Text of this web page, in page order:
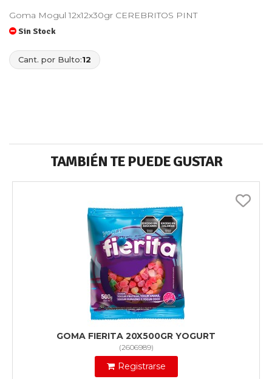
Goma Mogul 12x12x30gr CEREBRITOS PINT
Sin Stock
Cant. por Bulto:12
TAMBIÉN TE PUEDE GUSTAR
GOMA FIERITA 20X500GR YOGURT
(2606989)
Registrarse